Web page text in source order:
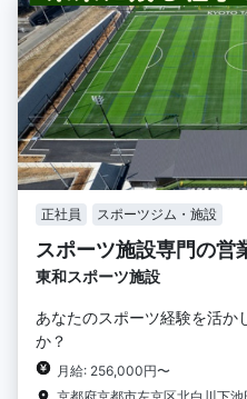
正社員 スポーツジム・施設
スポーツ施設専門の営
東和スポーツ施設
あなたのスポーツ経験を活か
か？
月給: 256,000円〜